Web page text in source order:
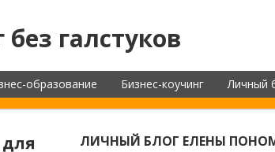
галстуков
образование Бизнес-коучинг Личный
ЛИЧНЫЙ БЛОГ ЕЛЕНЫ